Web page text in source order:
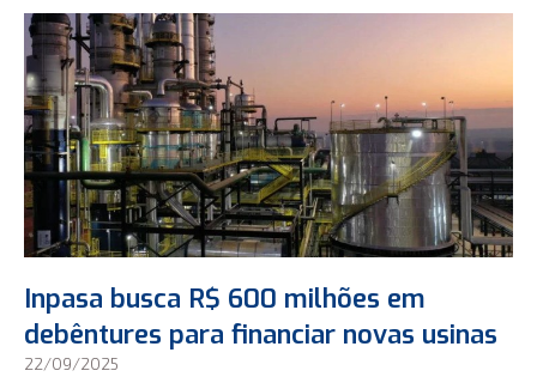
Inpasa busca R$ 600 milhões em
debêntures para financiar novas usinas
22/09/2025